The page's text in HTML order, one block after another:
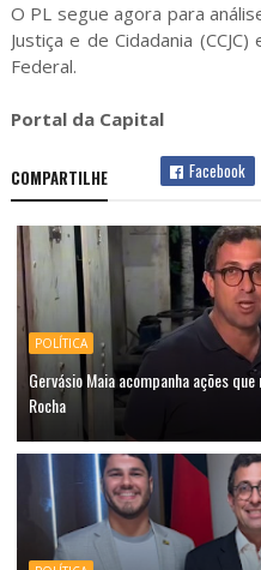
O PL segue agora para
Justiça e de Cidadania
Federal.
Portal da Capital
COMPARTILHE Facebook
POLÍTICA
Gervásio Maia acompanha ações
Rocha